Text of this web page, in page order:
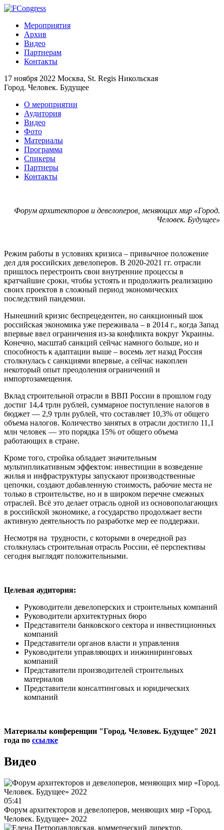
Мероприятия
Архив
Видео
Партнерам
Контакты
17 ноября 2022 Москва, St. Regis Никольская
Город. Человек. Будущее
О мероприятии
Аудитория
Видео
Фото
Материалы
Программа
Спикеры
Партнеры
Контакты
Форум архитекторов и девелоперов, меняющих мир «Город.
Человек. Будущее»
Режим работы в условиях кризиса – привычное положение
дел для российских девелоперов. В 2020-2021 гг. отрасли
пришлось перестроить свои внутренние процессы в
кратчайшие сроки, чтобы устоять и продолжить реализацию
своих проектов в сложный период экономических
последствий пандемии.
Нынешний кризис беспрецедентен, но санкционный шок
российская экономика уже переживала – в 2014 г., когда Запад
впервые ввел ограничения из-за конфликта вокруг Украины.
Конечно, масштаб санкций сейчас намного больше, но и
способность к адаптации выше – восемь лет назад Россия
столкнулась с санкциями впервые, а сейчас накоплен
некоторый опыт преодоления ограничений и
импортозамещения.
Вклад строительной отрасли в ВВП России в прошлом году
достиг 14,4 трлн рублей, суммарное поступление налогов в
бюджет — 2,9 трлн рублей, что составляет 10,3% от общего
объема налогов. Количество занятых в отрасли достигло 11,1
млн человек — это порядка 15% от общего объема
работающих в стране.
Кроме того, стройка обладает значительным
мультипликативным эффектом: инвестиции в возведение
жилья и инфраструктуры запускают производственные
цепочки, создают добавленную стоимость, рабочие места не
только в строительстве, но и в широком перечне смежных
отраслей. Всё это делает отрасль одной из основополагающих
в российской экономике, а государство продолжает вести
активную деятельность по разработке мер ее поддержки.
Несмотря на трудности, с которыми в очередной раз
столкнулась строительная отрасль России, её перспективы
сегодня выглядят положительными.
Целевая аудитория:
Руководители девелоперских и строительных компаний
Руководители архитектурных бюро
Представители банковского сектора и инвестиционных
компаний
Представители органов власти и управления
Руководители управляющих и инжиниринговых
компаний
Представители производителей строительных
материалов
Представители консалтинговых и юридических
компаний
Материалы конференции "Город. Человек. Будущее" 2021
года по ссылке
Видео
05:41
Форум архитекторов и девелоперов, меняющих мир «Город.
Человек. Будущее» 2022